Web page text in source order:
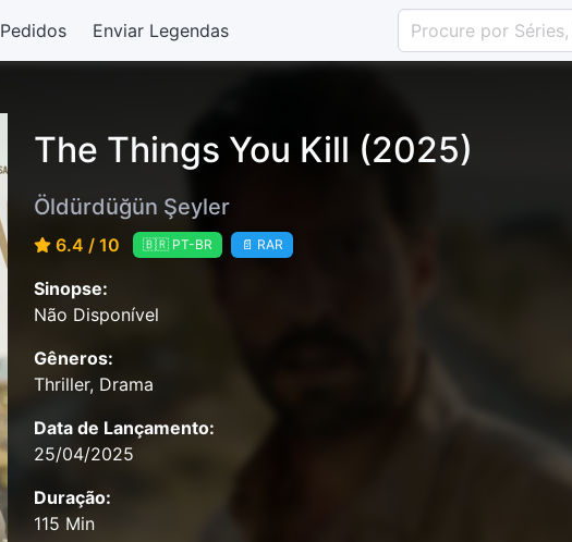
Pedidos Enviar Legendas
The Things You Kill (2025)
Öldürdüğün Şeyler
6.4 / 10 🇧🇷 PT-BR 📄 RAR
Sinopse:
Não Disponível
Gêneros:
Thriller, Drama
Data de Lançamento:
25/04/2025
Duração:
115 Min